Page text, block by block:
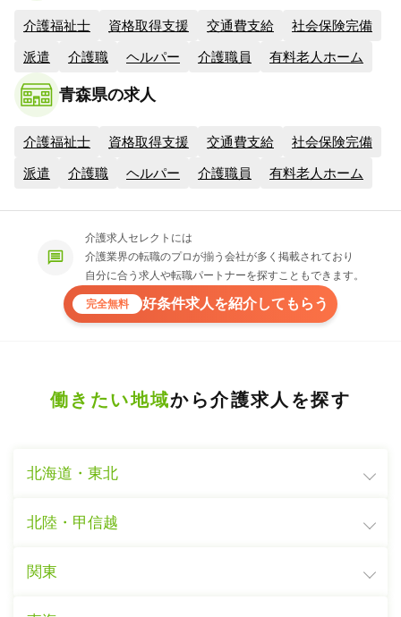
介護福祉士 資格取得支援 交通費支給 社会保険完備
派遣 介護職 ヘルパー 介護職員 有料老人ホーム
青森県の求人
介護福祉士 資格取得支援 交通費支給 社会保険完備
派遣 介護職 ヘルパー 介護職員 有料老人ホーム
介護求人セレクトには
介護業界の転職のプロが揃う会社が多く掲載されており
自分に合う求人や転職パートナーを探すこともできます。
完全無料 好条件求人を紹介してもらう
働きたい地域から介護求人を探す
北海道・東北
北陸・甲信越
関東